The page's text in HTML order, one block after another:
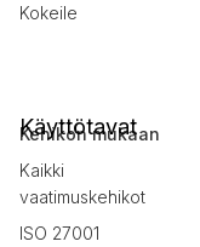
Kokeile
Käyttötavat
Kehikon mukaan
Kaikki
vaatimuskehikot
ISO 27001